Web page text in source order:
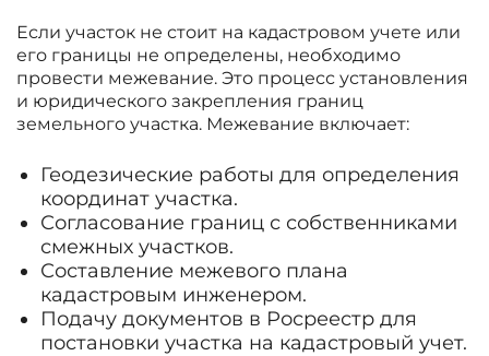
Если участок не стоит на кадастровом учете или
его границы не определены, необходимо
провести межевание. Это процесс установления
и юридического закрепления границ
земельного участка. Межевание включает:
Геодезические работы для определения
координат участка.
Согласование границ с собственниками
смежных участков.
Составление межевого плана
кадастровым инженером.
Подачу документов в Росреестр для
постановки участка на кадастровый учет.